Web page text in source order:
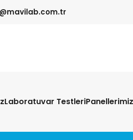
Laboratuvar TestleriPanellerimiz